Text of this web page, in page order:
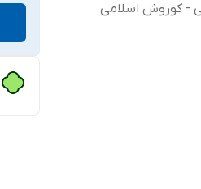
- کوروش اسلامی